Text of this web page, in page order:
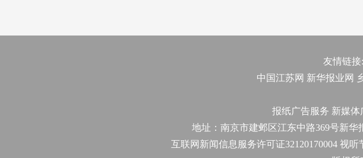
友情链接:
中国江苏网 新华报业网
报纸广告服务 新媒体
地址：南京市建邺区江东中路369号新
互联网新闻信息服务许可证32120170004 视